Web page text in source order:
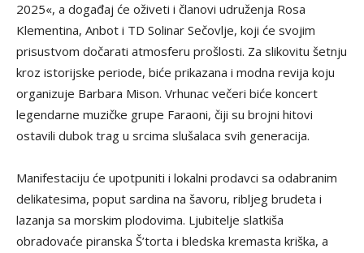
2025«, a događaj će oživeti i članovi udruženja Rosa
Klementina, Anbot i TD Solinar Sečovlje, koji će svojim
prisustvom dočarati atmosferu prošlosti. Za slikovitu šetnju
kroz istorijske periode, biće prikazana i modna revija koju
organizuje Barbara Mison. Vrhunac večeri biće koncert
legendarne muzičke grupe Faraoni, čiji su brojni hitovi
ostavili dubok trag u srcima slušalaca svih generacija.
Manifestaciju će upotpuniti i lokalni prodavci sa odabranim
delikatesima, poput sardina na šavoru, ribljeg brudeta i
lazanja sa morskim plodovima. Ljubitelje slatkiša
obradovaće piranska Š’torta i bledska kremasta kriška, a